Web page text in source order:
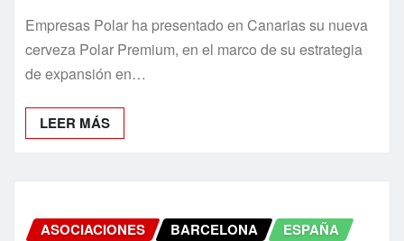
Empresas Polar ha presentado en Canarias su nueva
cerveza Polar Premium, en el marco de su estrategia
de expansión en…
LEER MÁS
ASOCIACIONES BARCELONA
ESPAÑA